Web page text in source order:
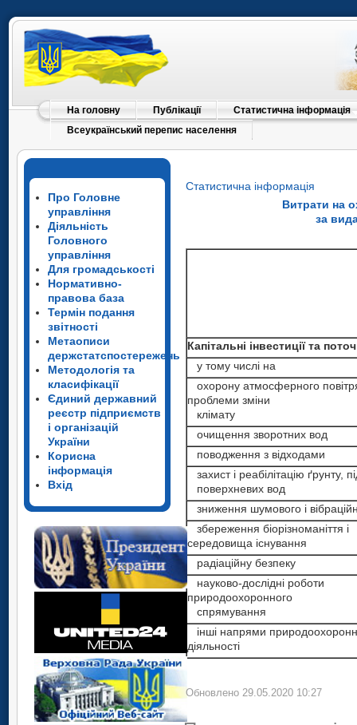
На головну Публікації
Статистична інформація
Всеукраїнський перепис населення
Про Головне
управління
Діяльність
Головного
управління
Для громадськості
Нормативно-
правова база
Термін подання
звітності
Метаописи
держстатспостережень
Методологія та
класифікації
Єдиний державний
реєстр підприємств
і організацій
України
Корисна
інформація
Вхід
Статистична інформація
Витрати на
за
Капітальні інвестиції та
у тому числі на
охорону атмосферного
проблеми зміни
клімату
очищення зворотних вод
поводження з відходами
захист і реабілітацію ґрунту,
поверхневих вод
зниження шумового і
збереження біорізноманіття і
середовища існування
радіаційну безпеку
науково-дослідні роботи
природоохоронного
спрямування
інші напрями
діяльності
Обновлено 29.05.2020 10:27